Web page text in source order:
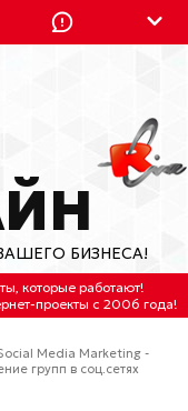
(с 2:30 до 11:30 по
торец здания
БИЗНЕСА!
, которые работают!
проекты с 2006 года!
Media Marketing -
групп в соц.сетях